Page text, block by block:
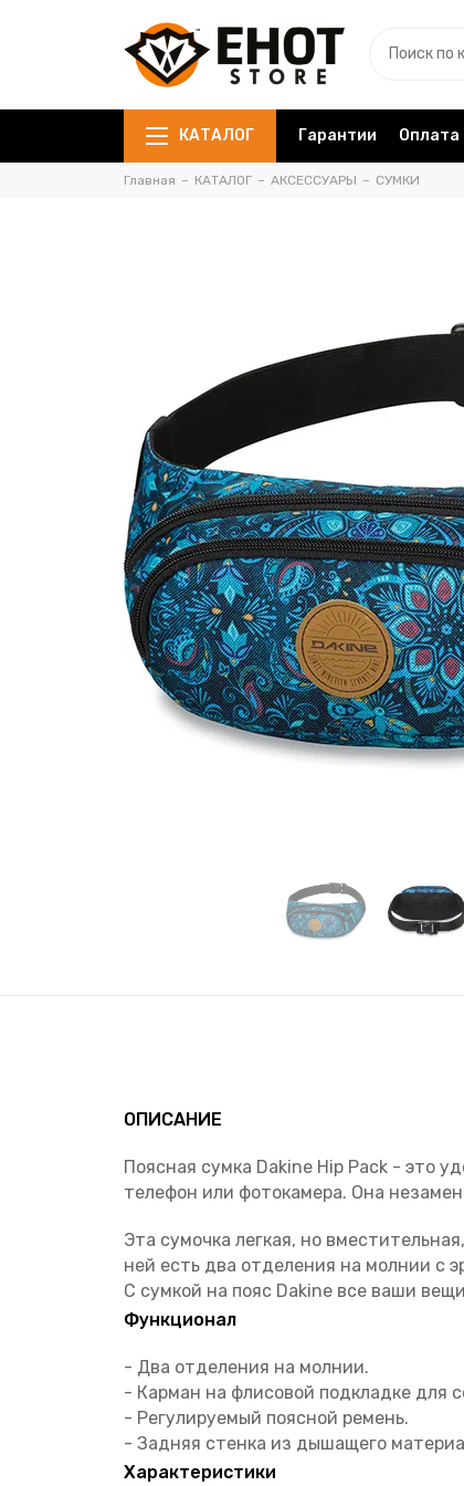
КАТАЛОГ Гарантии Оплата
Главная КАТАЛОГ АКСЕССУАРЫ СУМКИ
ОПИСАНИЕ
Поясная сумка Dakine Hip Pack - это
телефон или фотокамера. Она
Эта сумочка легкая, но
ней есть два отделения на молнии с
С сумкой на пояс Dakine все ваши
Функционал
- Два отделения на молнии.
- Карман на флисовой подкладке для
- Регулируемый поясной ремень.
- Задняя стенка из дышащего
Характеристики